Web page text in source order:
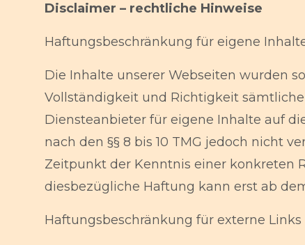
Disclaimer – rechtliche Hinweise
Haftungsbeschränkung für eigene
Die Inhalte unserer Webseiten wurden
Vollständigkeit und Richtigkeit
Diensteanbieter für eigene Inhalte auf
nach den §§ 8 bis 10 TMG jedoch nicht
Zeitpunkt der Kenntnis einer konkreten
diesbezügliche Haftung kann erst ab
Haftungsbeschränkung für externe Links